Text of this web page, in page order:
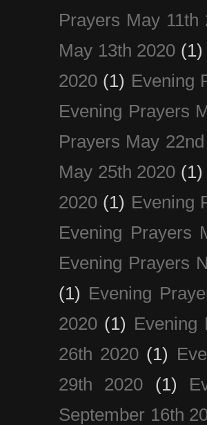
Prayers May 11th
May 13th 2020 (1)
2020 (1) Evening
Evening Prayers
Prayers May
May 25th 2020 (1)
2020 (1) Evening
Evening Prayers
Evening Prayers
(1) Evening
2020 (1) Evening
26th 2020 (1)
29th 2020
(1)
September 16th